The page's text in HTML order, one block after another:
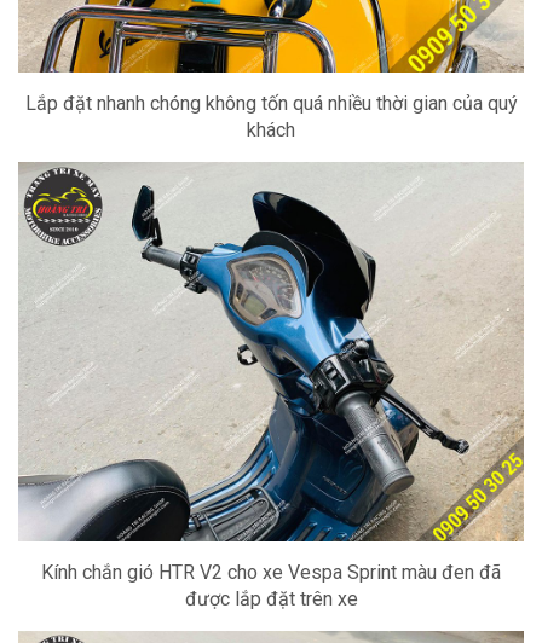
Lắp đặt nhanh chóng không tốn quá nhiều thời gian của quý
khách
Kính chắn gió HTR V2 cho xe Vespa Sprint màu đen đã
được lắp đặt trên xe